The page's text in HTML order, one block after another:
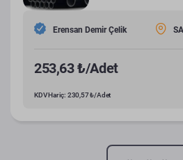
Erensan Demir Çelik
253,63 ₺/Adet
KDV Hariç: 230,57 ₺/Adet